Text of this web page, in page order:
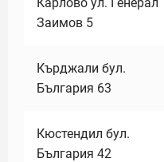
Заимов 5
Кърджали бул.
България 63
Кюстендил бул.
България 42